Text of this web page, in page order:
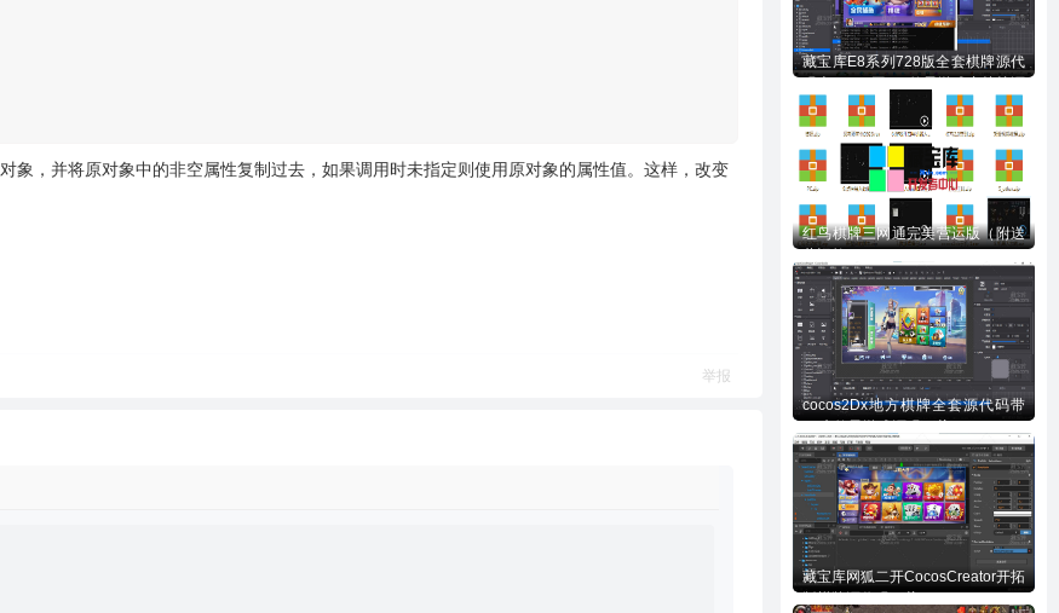
对象，并将原对象中的非空属性复制过去，如果调用时未指定则使用原对象的属性值。这样，改变
举报
藏宝库E8系列728版全套棋牌源代
码下载
红鸟棋牌三网通完美营运版（附送
cocos2Dx地方棋牌全套源代码带
藏宝库网狐二开CocosCreator开拓